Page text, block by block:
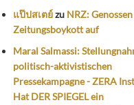
แป๊ปสเตย์zu NRZ:
Zeitungsboykott auf
Maral Salmassi:
politisch-aktivistischen
Pressekampagne - ZERA
Hat DER SPIEGEL ein